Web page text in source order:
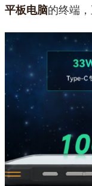
平板电脑的终端